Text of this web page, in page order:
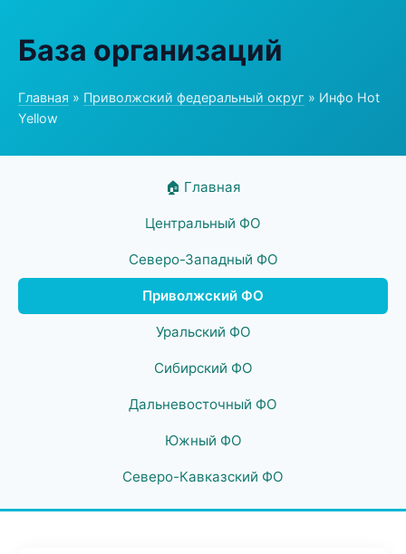
База организаций
Главная » Приволжский федеральный округ » Инфо Hot
Yellow
🏠 Главная
Центральный ФО
Северо-Западный ФО
Приволжский ФО
Уральский ФО
Сибирский ФО
Дальневосточный ФО
Южный ФО
Северо-Кавказский ФО